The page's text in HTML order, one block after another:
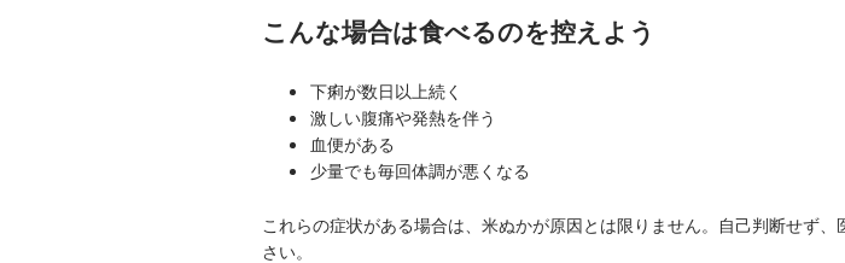
こんな場合は食べるのを控えよう
下痢が数日以上続く
激しい腹痛や発熱を伴う
血便がある
少量でも毎回体調が悪くなる
これらの症状がある場合は、米ぬかが原因とは限りません。自己判断せず
さい。